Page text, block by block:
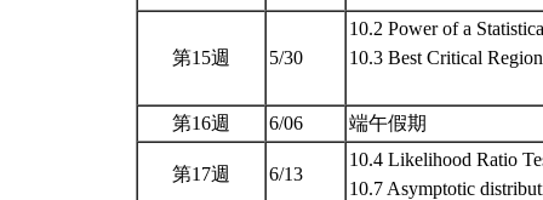
第15週 5/30
10.2 Power of a
10.3 Best Critical
第16週 6/06 端午假期
第17週 6/13
10.4 Likelihood Ratio
10.7 Asymptotic